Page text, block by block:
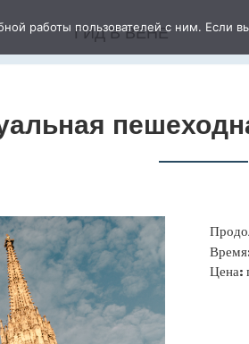
ГИД В ВЕНЕ
Цена:
работы пользователей с ним. Если